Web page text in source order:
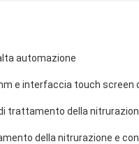
automazione
e interfaccia touch screen
trattamento della
della nitrurazione e